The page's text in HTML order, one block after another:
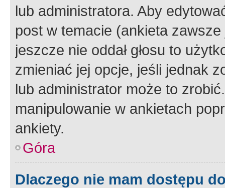
lub administratora. Aby
post w temacie (ankieta
jeszcze nie oddał głosu to
zmieniać jej opcje, jeśli jednak
lub administrator może to
manipulowanie w ankietach
ankiety.
Góra
Dlaczego nie mam dostępu